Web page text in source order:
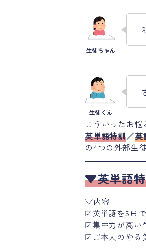
こういったお悩
英単語特訓／英
の4つの外部生
▼英単語
▽内容
☑英単語を5日で
☑集中力が高い
☑ご本人のやる